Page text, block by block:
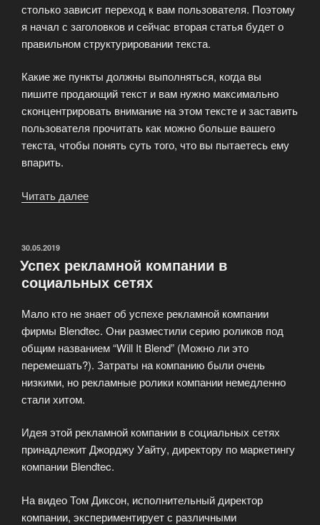
столько зависит переход к вам пользователя. Поэтому
я начал с заголовков и сейчас вторая статья будет о
правильном структурировании текста.
Какие же пункты должны выполняться, когда вы
пишите продающий текст и вам нужно максимально
сконцентрировать внимание на этом тексте и заставить
пользователя прочитать как можно больше вашего
текста, чтобы понять суть того, что вы пытаетесь ему
впарить.
Читать далее
SMO»
ОПУБЛИКОВАНО
30.05.2019
Успех рекламной компании в
социальных сетях
Мало кто не знает об успехе рекламной компании
фирмы Blendtec. Они разместили серию роликов под
общим названием “Will It Blend” (Можно ли это
перемешать?). Затраты на компанию были очень
низкими, но рекламные ролики компании немедленно
стали хитом.
Идея этой рекламной компании в социальных сетях
принадлежит Джорджу Уайту, директору по маркетингу
компании Blendtec.
На видео Том Диксон, исполнительный директор
компании, экспериментирует с различными